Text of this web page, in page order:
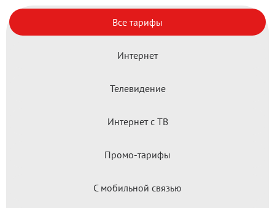
Все тарифы
Интернет
Телевидение
Интернет с ТВ
Промо-тарифы
С мобильной связью
Тарифы